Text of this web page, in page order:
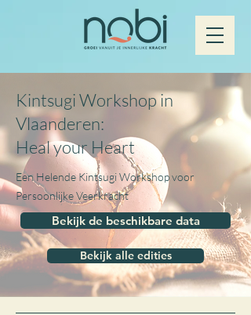
Kintsugi Workshop in
Vlaanderen:
Heal your Heart
Een Helende Kintsugi Workshop voor
Persoonlijke Veerkracht
Bekijk de beschikbare data
Bekijk alle edities